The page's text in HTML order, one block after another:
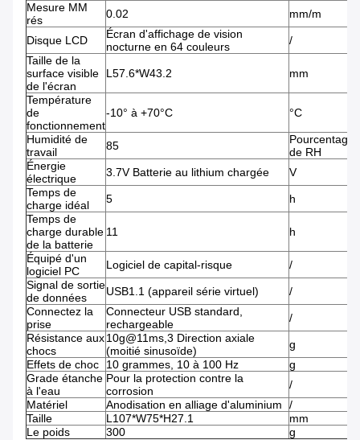
Mesure MM
rés
0.02 mm/m
Disque LCD
Écran d'affichage de vision
nocturne en 64 couleurs
/
Taille de la
surface visible
de l'écran
L57.6*W43.2 mm
Température
de
fonctionnement
-10° à +70°C °C
Humidité de
travail
85
Pourcentage
de RH
Énergie
électrique
3.7V Batterie au lithium chargée
V
Temps de
charge idéal
5
h
Temps de
charge durable
de la batterie
11 h
Équipé d'un
logiciel PC
Logiciel de capital-risque
/
Signal de sortie
de données
USB1.1 (appareil série virtuel)
/
Connectez la
prise
Connecteur USB standard,
rechargeable
/
Résistance aux
chocs
10g@11ms,3 Direction axiale
(moitié sinusoïde)
g
Effets de choc
10 grammes, 10 à 100 Hz
g
Grade étanche
à l'eau
Pour la protection contre la
corrosion
/
Matériel
Anodisation en alliage d'aluminium
/
Taille
L107*W75*H27.1
mm
Le poids
300 g